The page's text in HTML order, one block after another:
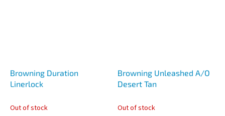
Browning Duration
Linerlock
Out of stock
Browning Unleashed A/O
Desert Tan
Out of stock